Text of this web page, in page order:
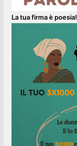
La tua firma è poesia!